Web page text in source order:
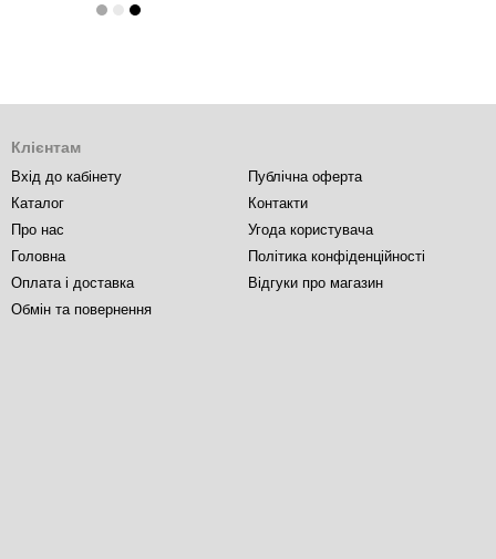
Клієнтам
Вхід до кабінету
Каталог
Про нас
Головна
Оплата і доставка
Обмін та повернення
Публічна оферта
Контакти
Угода користувача
Політика конфіденційності
Відгуки про магазин